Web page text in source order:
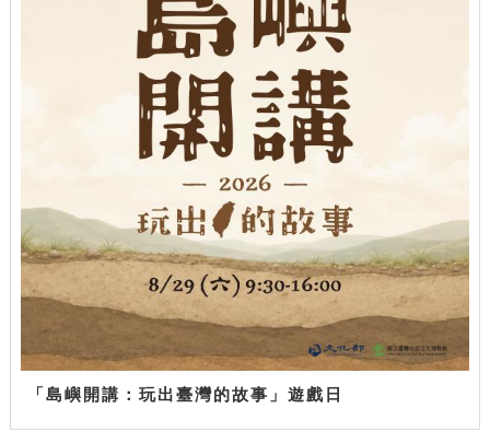
「島嶼開講：玩出臺灣的故事」遊戲日